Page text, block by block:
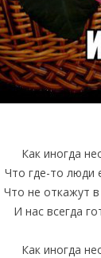
Как иногда
Что где-то люди
Что не откажут
И нас всегда
Как иногда